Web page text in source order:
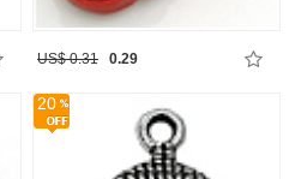
US$ 0.31 0.29
20